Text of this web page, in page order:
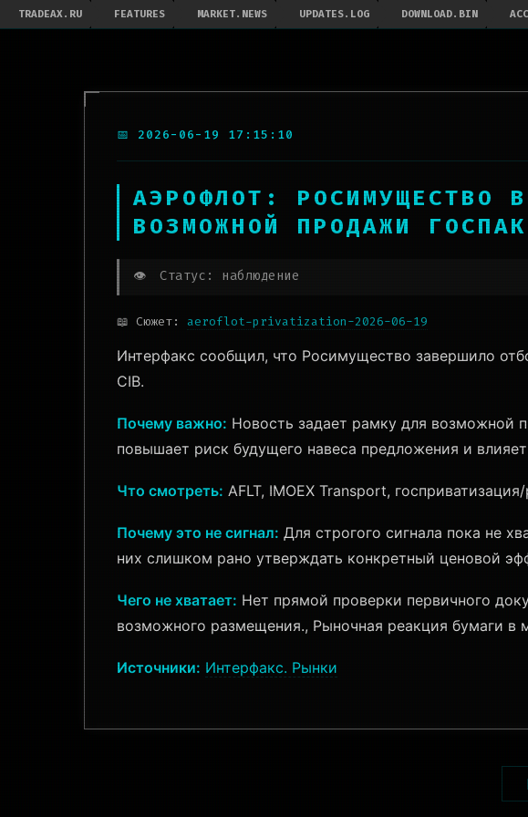
TRADEAX.RU FEATURES MARKET.NEWS UPDATES.LOG DOWNLOAD.BIN
📅 2026-06-19 17:15:10
АЭРОФЛОТ: РОСИМУЩЕСТВО
ВОЗМОЖНОЙ ПРОДАЖИ
👁️ Статус: наблюдение
📖 Сюжет: aeroflot-privatization-2026-06-19
Интерфакс сообщил, что Росимущество завершило
CIB.
Почему важно: Новость задает рамку для возможной
повышает риск будущего навеса предложения и
Что смотреть: AFLT, IMOEX Transport,
Почему это не сигнал: Для строгого сигнала пока не
них слишком рано утверждать конкретный ценовой
Чего не хватает: Нет прямой проверки первичного
возможного размещения., Рыночная реакция бумаги в
Источники: Интерфакс. Рынки